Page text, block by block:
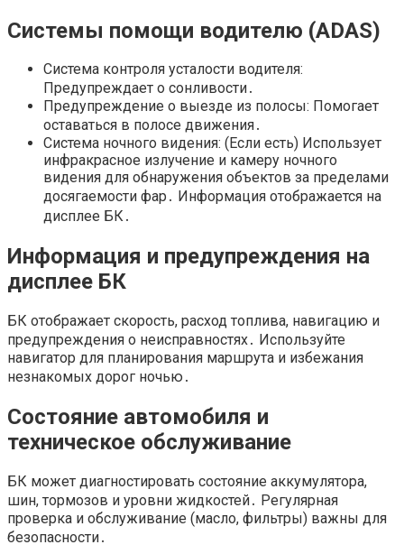
Системы помощи водителю (ADAS)
Система контроля усталости водителя:
Предупреждает о сонливости․
Предупреждение о выезде из полосы: Помогает
оставаться в полосе движения․
Система ночного видения: (Если есть) Использует
инфракрасное излучение и камеру ночного
видения для обнаружения объектов за пределами
досягаемости фар․ Информация отображается на
дисплее БК․
Информация и предупреждения на
дисплее БК
БК отображает скорость, расход топлива, навигацию и
предупреждения о неисправностях․ Используйте
навигатор для планирования маршрута и избежания
незнакомых дорог ночью․
Состояние автомобиля и
техническое обслуживание
БК может диагностировать состояние аккумулятора,
шин, тормозов и уровни жидкостей․ Регулярная
проверка и обслуживание (масло, фильтры) важны для
безопасности․